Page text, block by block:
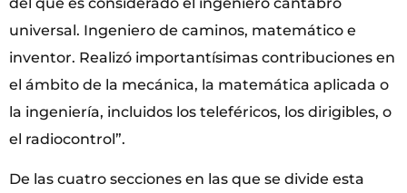
universal. Ingeniero de caminos, matemático e
inventor. Realizó importantísimas contribuciones en
el ámbito de la mecánica, la matemática aplicada o
la ingeniería, incluidos los teleféricos, los dirigibles, o
el radiocontrol”.
De las cuatro secciones en las que se divide esta